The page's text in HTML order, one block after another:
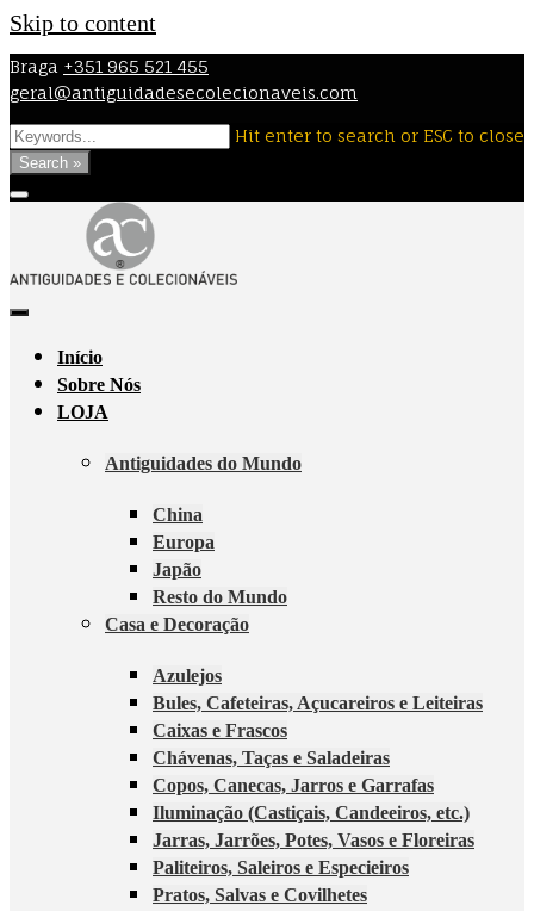
Skip to content
Braga +351 965 521 455
geral@antiguidadesecolecionaveis.com
Hit enter to search or ESC to close
Search »
Início
Sobre Nós
LOJA
Antiguidades do Mundo
China
Europa
Japão
Resto do Mundo
Casa e Decoração
Azulejos
Bules, Cafeteiras, Açucareiros e Leiteiras
Caixas e Frascos
Chávenas, Taças e Saladeiras
Copos, Canecas, Jarros e Garrafas
Iluminação (Castiçais, Candeeiros, etc.)
Jarras, Jarrões, Potes, Vasos e Floreiras
Paliteiros, Saleiros e Especieiros
Pratos, Salvas e Covilhetes